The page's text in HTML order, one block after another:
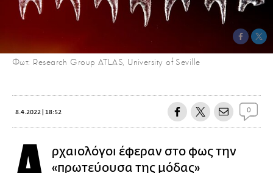
Φωτ: Research Group ATLAS, University of Seville
8.4.2022 | 18:52 0
ρχαιολόγοι έφεραν στο φως την
«πρωτεύουσα της μόδας»